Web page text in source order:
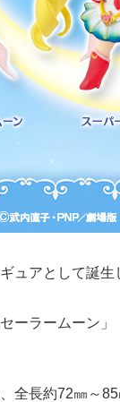
ュアとして誕
ーラームーン
全長約72㎜～